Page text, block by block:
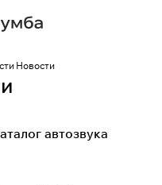
Новости
автозвука